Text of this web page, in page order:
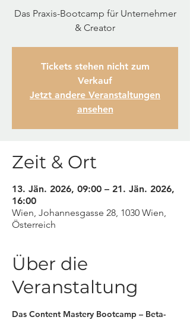
Das Praxis-Bootcamp für Unternehmer
& Creator
Tickets stehen nicht zum
Verkauf
Jetzt andere Veranstaltungen
ansehen
Zeit & Ort
13. Jän. 2026, 09:00 – 21. Jän. 2026,
16:00
Wien, Johannesgasse 28, 1030 Wien,
Österreich
Über die
Veranstaltung
Das Content Mastery Bootcamp – Beta-